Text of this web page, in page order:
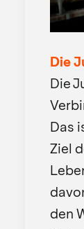
Die
Die
Das
Ziel
den